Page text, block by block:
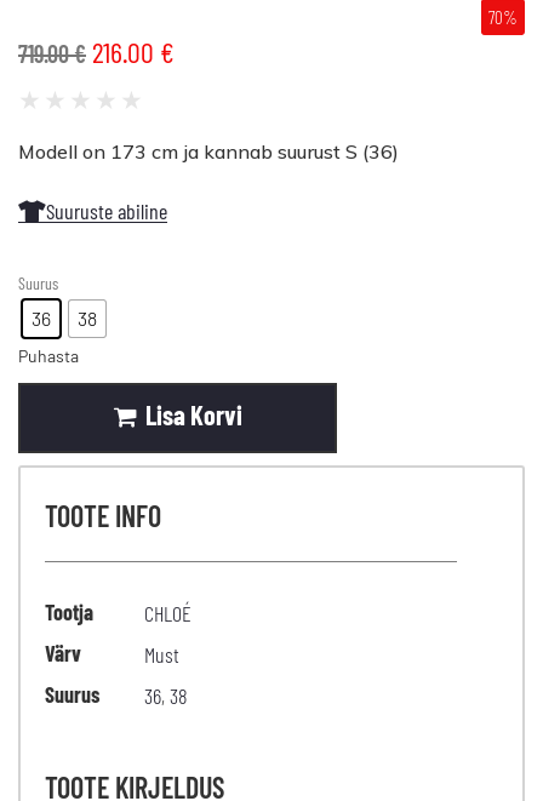
70%
719.00€ 216.00 €
★ ★ ★ ★ ★
Modell on 173 cm ja kannab suurust S (36)
Suuruste abiline
Suurus
36 38
Puhasta
Lisa Korvi
TOOTE INFO
Tootja
CHLOÉ
Värv
Must
Suurus
36,38
TOOTE KIRJELDUS